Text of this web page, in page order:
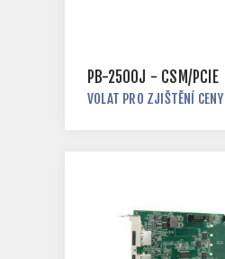
PB-2500J - CSM/PCIE
VOLAT PRO ZJIŠTĚNÍ CENY